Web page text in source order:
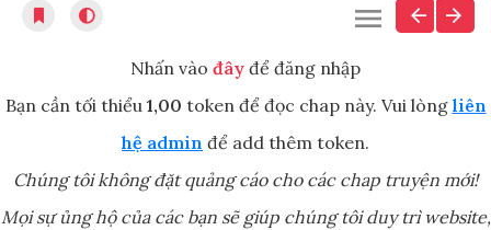
Nhấn vào đây để đăng nhập
Bạn cần tối thiểu 1,00 token để đọc chap này. Vui lòng liên
hệ admin để add thêm token.
Chúng tôi không đặt quảng cáo cho các chap truyện mới!
Mọi sự ủng hộ của các bạn sẽ giúp chúng tôi duy trì website,